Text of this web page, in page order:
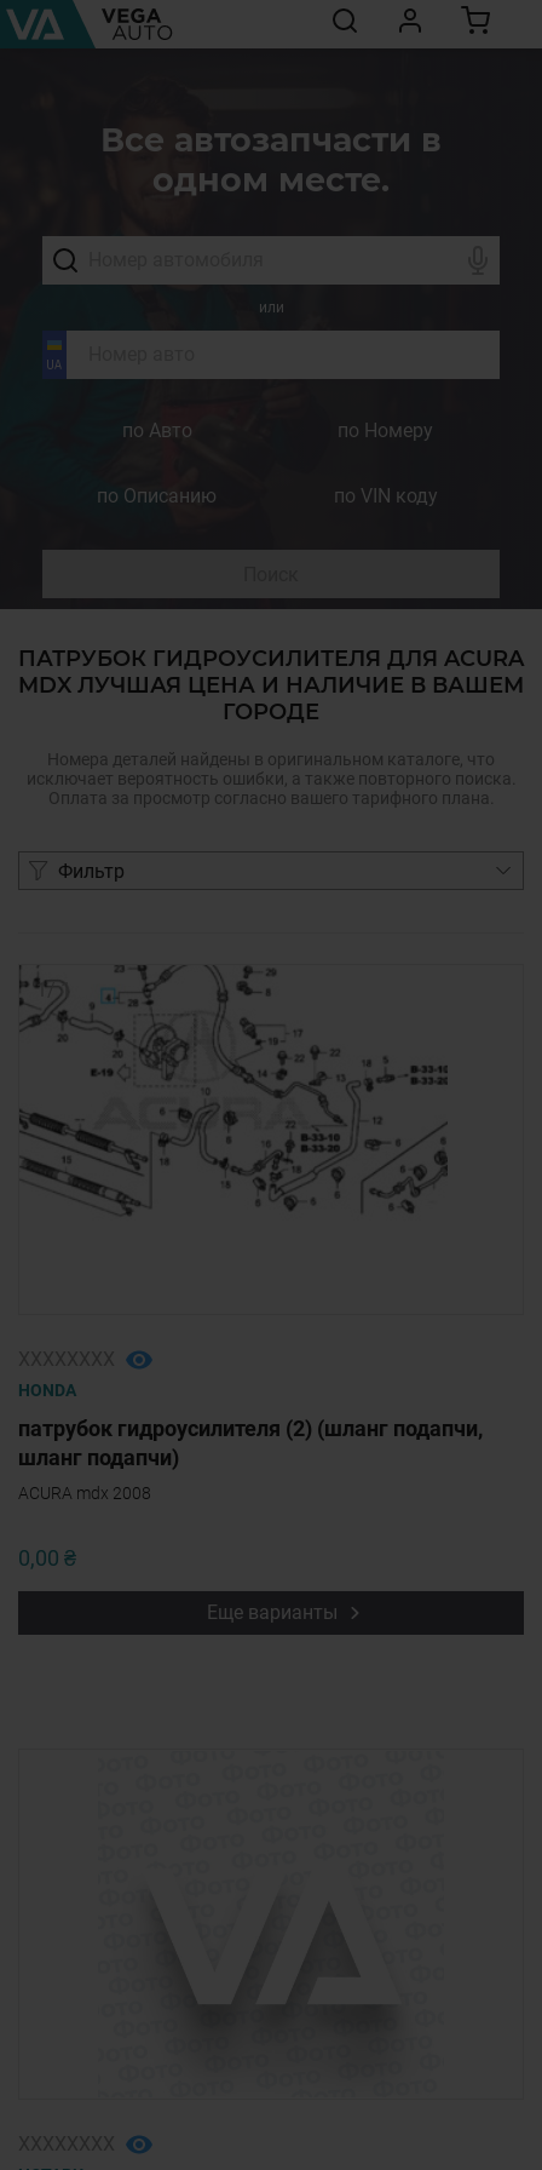
Все автозапчасти в
одном месте.
или
по Авто по Номеру
по Описанию по VIN коду
ПАТРУБОК ГИДРОУСИЛИТЕЛЯ ДЛЯ ACURA
MDX ЛУЧШАЯ ЦЕНА И НАЛИЧИЕ В ВАШЕМ
ГОРОДЕ
Номера деталей найдены в оригинальном каталоге, что
исключает вероятность ошибки, а также повторного поиска.
Оплата за просмотр согласно вашего тарифного плана.
Фильтр
1/1
HONDA
патрубок гидроусилителя (2) (шланг подапчи,
шланг подапчи)
ACURA mdx 2008
0,00 ₴
Еще варианты